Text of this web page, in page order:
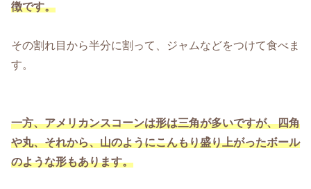
徴です。
その割れ目から半分に割って、ジャムなどをつけて食べま
す。
一方、アメリカンスコーンは形は三角が多いですが、四角
や丸、それから、山のようにこんもり盛り上がったボール
のような形もあります。